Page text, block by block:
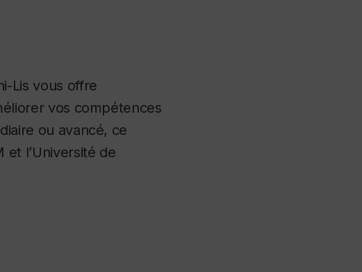
Lis vous offre
vos compétences
ou avancé, ce
et l’Université de